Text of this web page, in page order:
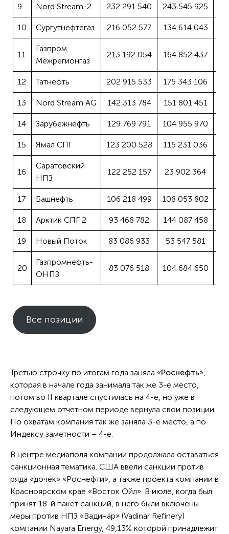
9 Nord Stream-2 232 291 540 243 545 925
10 Сургутнефтегаз 216 052 577 134 614 043
11
Газпром
Межрегионгаз
213 192 054 164 852 437
12 Татнефть 202 915 533 175 343 106
13 Nord Stream AG 142 313 784 151 801 451
14 Зарубежнефть 129 769 791 104 955 970
15 Ямал СПГ 123 200 528 115 231 036
16
Саратовский
НПЗ
122 252 157 23 902 364
17 Башнефть 106 218 499 108 053 802
18 Арктик СПГ 2 93 468 782 144 087 458
19 Новый Поток 83 086 933 53 547 581
20
Газпромнефть-
ОНПЗ
83 076 518 104 684 650
Все позиции
Третью строчку по итогам года заняла «Роснефть»,
которая в начале года занимала так же 3-е место,
потом во II квартале спустилась на 4-е, но уже в
следующем отчетном периоде вернула свои позиции.
По охватам компания так же заняла 3-е место, а по
Индексу заметности – 4-е.
В центре медиаполя компании продолжала оставаться
санкционная тематика. США ввели санкции против
ряда «дочек» «Роснефти», а также проекта компании в
Красноярском крае «Восток Ойл». В июле, когда был
принят 18-й пакет санкций, в него были включены
меры против НПЗ «Вадинар» (Vadinar Refinery)
компании Nayara Energy, 49,13% которой принадлежит